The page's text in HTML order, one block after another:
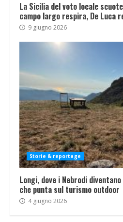
La Sicilia del voto locale
campo largo respira, De Luca
9 giugno 2026
Storie & reportage
Longi, dove i Nebrodi
che punta sul turismo outdoor
4 giugno 2026